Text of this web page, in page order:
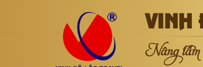
VINH
Nâng tầm